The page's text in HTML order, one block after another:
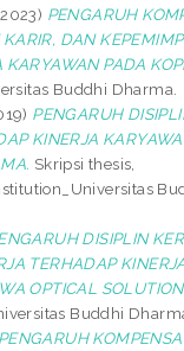
PENGARUH
DAN
KARYAWAN PADA
Buddhi Dharma.
PENGARUH
KINERJA
Skripsi thesis,
DISIPLIN
TERHADAP
OPTICAL
Buddhi
PENGARUH